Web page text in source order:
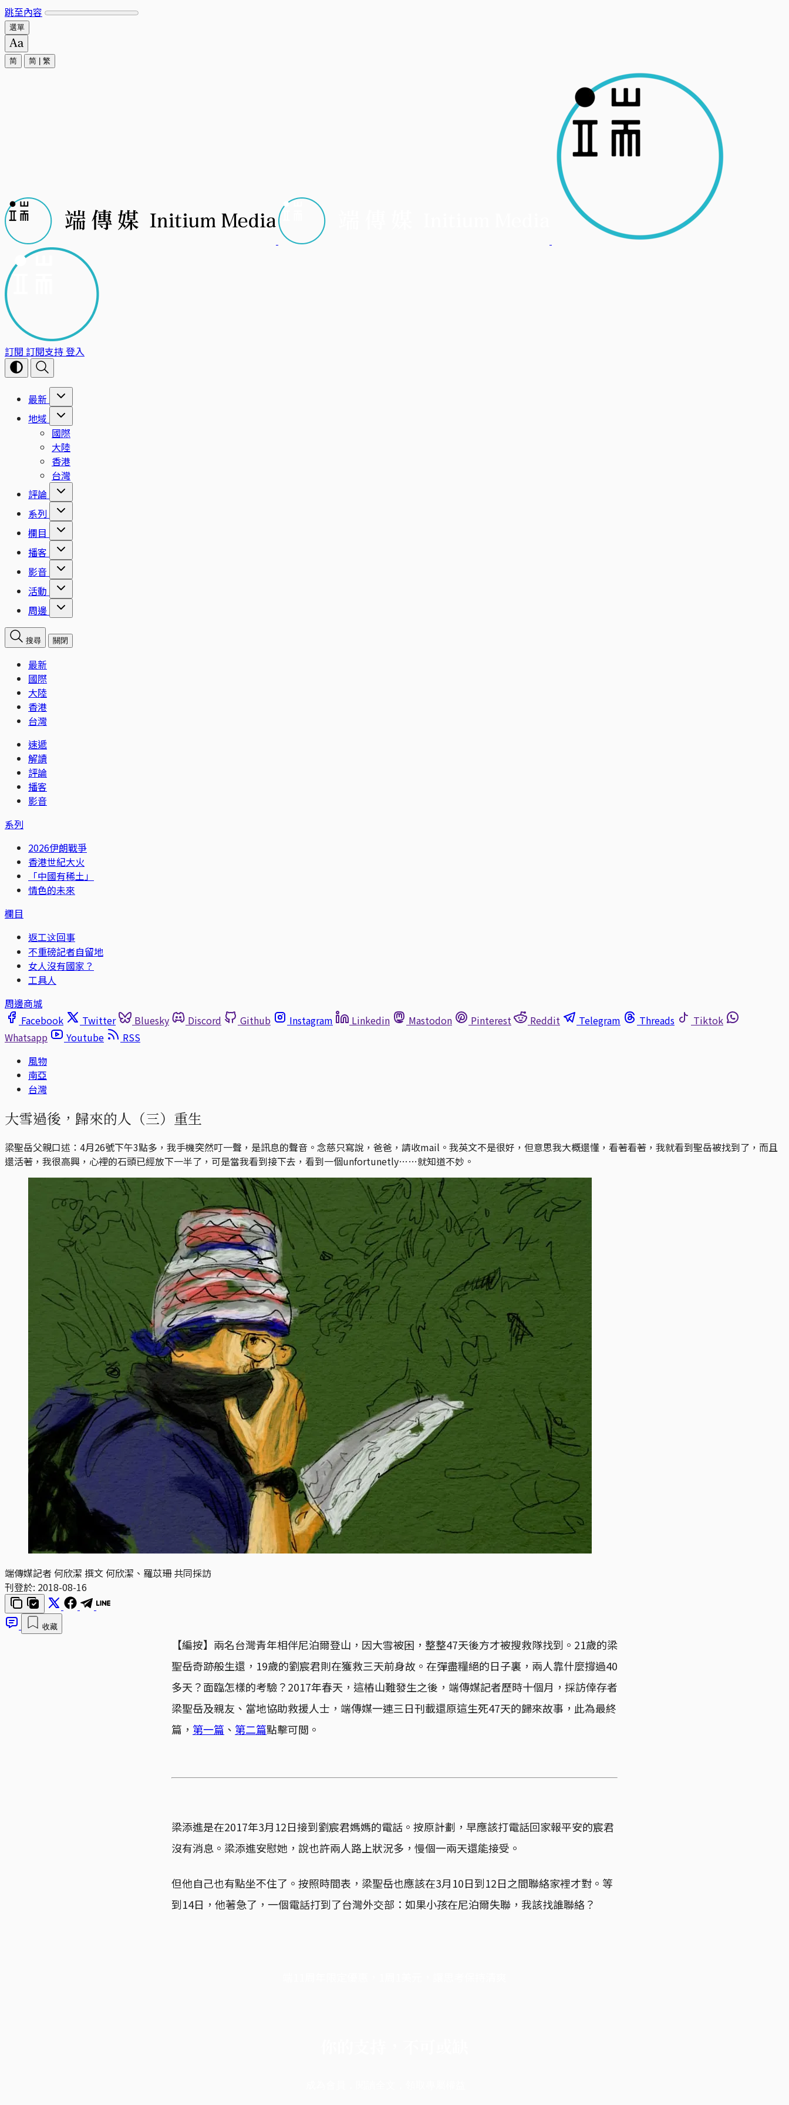
跳至內容
選單
简 简 繁
訂閱 訂閱支持登入
最新
地域
國際
大陸
香港
台灣
評論
系列
欄目
播客
影音
活動
周邊
搜尋 關閉
最新
國際
大陸
香港
台灣
速遞
解讀
評論
播客
影音
系列
2026伊朗戰爭
香港世紀大火
「中國有稀土」
情色的未來
欄目
返工这回事
不重磅記者自留地
女人沒有國家？
工具人
周邊商城
Facebook
Twitter Bluesky Discord Github Instagram Linkedin Mastodon Pinterest Reddit Telegram Threads
Tiktok
Whatsapp
Youtube
RSS
風物
南亞
台灣
大雪過後，歸來的人（三）重生
梁聖岳父親口述：4月26號下午3點多，我手機突然叮一聲，是訊息的聲音。念慈只寫說，爸爸，請收mail。我英文不是很好，但意思我大概還懂，看著看著，我就看到聖岳被找到了，而且
還活著，我很高興，心裡的石頭已經放下一半了，可是當我看到接下去，看到一個unfortunetly……就知道不妙。
端傳媒記者 何欣潔 撰文 何欣潔、羅苡珊 共同採訪
刊登於: 2018-08-16
收藏
【編按】兩名台灣青年相伴尼泊爾登山，因大雪被困，整整47天後方才被搜救隊找到。21歲的梁
聖岳奇跡般生還，19歲的劉宸君則在獲救三天前身故。在彈盡糧絕的日子裏，兩人靠什麼撐過40
多天？面臨怎樣的考驗？2017年春天，這樁山難發生之後，端傳媒記者歷時十個月，採訪倖存者
梁聖岳及親友、當地協助救援人士，端傳媒一連三日刊載還原這生死47天的歸來故事，此為最終
篇， 第一篇 、 第二篇點擊可閲。
梁添進是在2017年3月12日接到劉宸君媽媽的電話。按原計劃，早應該打電話回家報平安的宸君
沒有消息。梁添進安慰她，說也許兩人路上狀況多，慢個一兩天還能接受。
但他自己也有點坐不住了。按照時間表，梁聖岳也應該在3月10日到12日之間聯絡家裡才對。等
到14日，他著急了，一個電話打到了台灣外交部：如果小孩在尼泊爾失聯，我該找誰聯絡？